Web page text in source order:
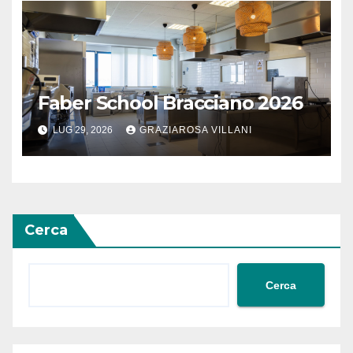
Faber School Bracciano 2026
LUG 29, 2026 GRAZIAROSA VILLANI
Cerca
Cerca